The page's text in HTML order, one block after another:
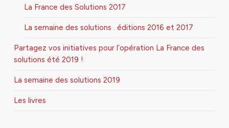
La France des Solutions 2017
La semaine des solutions . éditions 2016 et 2017
Partagez vos initiatives pour l’opération La France des
solutions été 2019 !
La semaine des solutions 2019
Les livres